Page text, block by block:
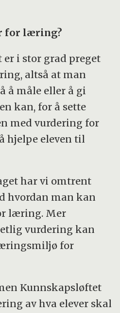
for læring?
er i stor grad preget
altså at man
å måle eller å gi
kan, for å sette
med vurdering for
hjelpe eleven til
har vi omtrent
hvordan man kan
læring. Mer
vurdering kan
for
Kunnskapsløftet
av hva elever skal